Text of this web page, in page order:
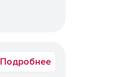
Подробнее